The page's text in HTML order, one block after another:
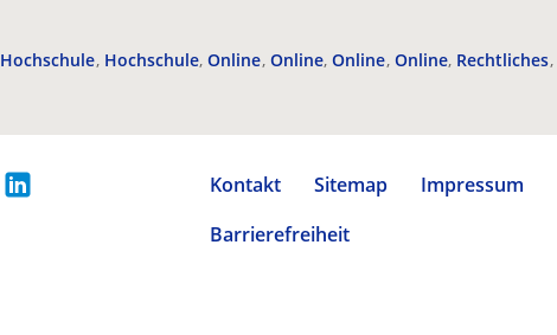
Hochschule Hochschule Online Online Online Online Rechtliches
Kontakt Sitemap Impressum
Barrierefreiheit